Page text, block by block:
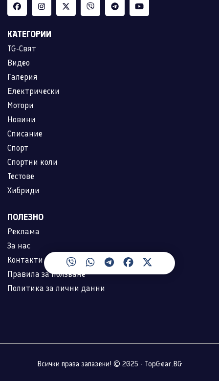
КАТЕГОРИИ
TG-Свят
Видео
Галерия
Електрически
Мотори
Новини
Списание
Спорт
Спортни коли
Тестове
Хибриди
ПОЛЕЗНО
Реклама
За нас
Контакти
Правила за ползване
Политика за лични данни
Всички права запазени! © 2025 - TopGear.BG